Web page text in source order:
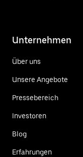
Unternehmen
Über uns
Unsere Angebote
Pressebereich
Investoren
Blog
Erfahrungen